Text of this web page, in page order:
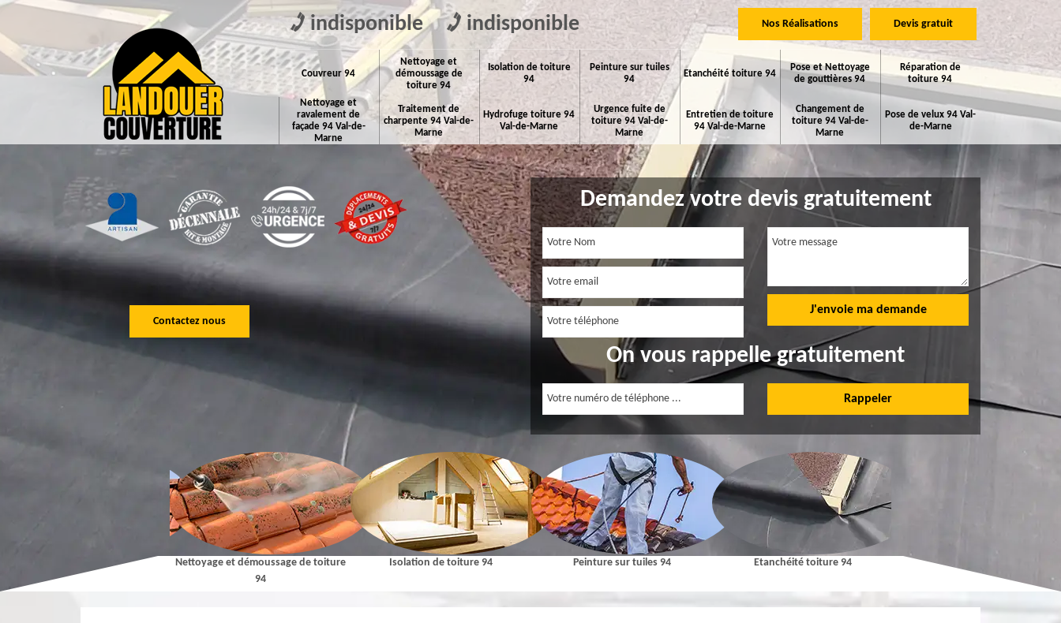
indisponible indisponible Nos Réalisations Devis gratuit
Couvreur 94
Nettoyage et
démoussage de
toiture 94
Isolation de toiture
94
Peinture sur tuiles
94
Etanchéité toiture 94
Pose et Nettoyage
de gouttières 94
Réparation de
toiture 94
Nettoyage et
ravalement de
façade 94 Val-de-
Marne
Traitement de
charpente 94 Val-de-
Marne
Hydrofuge toiture 94
Val-de-Marne
Urgence fuite de
toiture 94 Val-de-
Marne
Entretien de toiture
94 Val-de-Marne
Changement de
toiture 94 Val-de-
Marne
Pose de velux 94 Val-
de-Marne
Contactez nous
Demandez votre devis gratuitement
On vous rappelle gratuitement
Nettoyage et démoussage de toiture
94
Isolation de toiture 94 Peinture sur tuiles 94 Etanchéité toiture 94 Pose et Nettoyage de gouttières